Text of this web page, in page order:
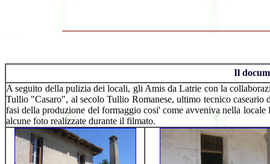
Il
A seguito della pulizia dei locali, gli Amis da Latrie con la
Tullio "Casaro", al secolo Tullio Romanese, ultimo tecnico
fasi della produzione del formaggio cosi' come avveniva nella
alcune foto realizzate durante il filmato.